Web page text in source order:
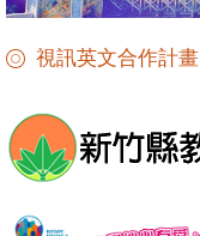
視訊英文合作計畫